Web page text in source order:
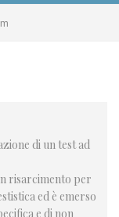
di un test ad
risarcimento per
ed è emerso
e di non